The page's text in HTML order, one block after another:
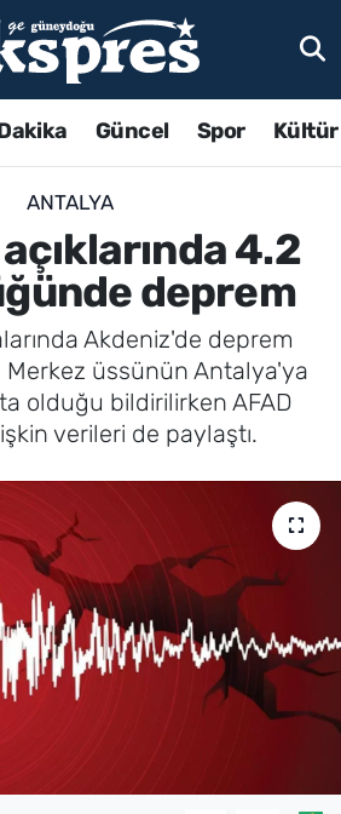
Güncel Spor
ANTALYA
4.2
deprem
Akdeniz'de deprem
üssünün Antalya'ya
olduğu bildirilirken AFAD
verileri de paylaştı.